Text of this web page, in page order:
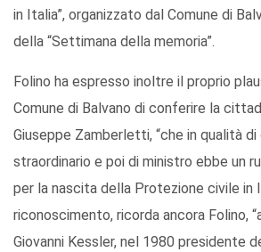
in Italia”, organizzato dal Comune di
della “Settimana della memoria”.
Folino ha espresso inoltre il proprio
Comune di Balvano di conferire la
Giuseppe Zamberletti, “che in qualità di
straordinario e poi di ministro ebbe un
per la nascita della Protezione civile in
riconoscimento, ricorda ancora Folino,
Giovanni Kessler, nel 1980 presidente